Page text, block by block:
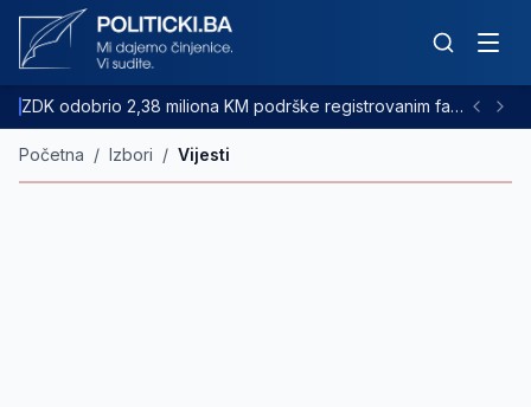
ZDK odobrio 2,38 miliona KM podrške registrovanim farmama goveda
Početna / Izbori / Vijesti